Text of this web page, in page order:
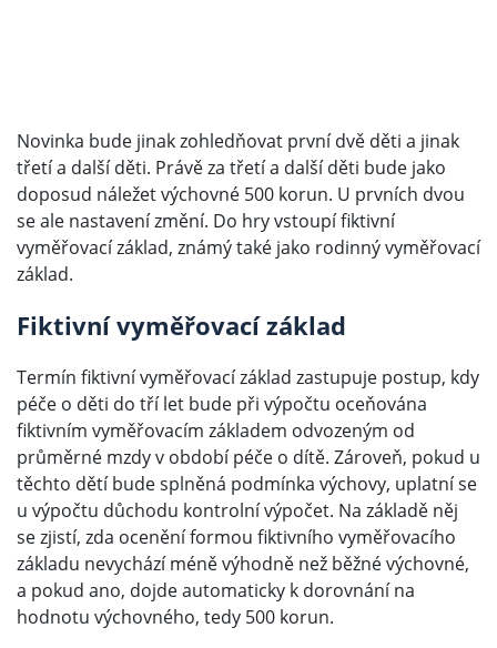
Novinka bude jinak zohledňovat první dvě děti a jinak
třetí a další děti. Právě za třetí a další děti bude jako
doposud náležet výchovné 500 korun. U prvních dvou
se ale nastavení změní. Do hry vstoupí fiktivní
vyměřovací základ, známý také jako rodinný vyměřovací
základ.
Fiktivní vyměřovací základ
Termín fiktivní vyměřovací základ zastupuje postup, kdy
péče o děti do tří let bude při výpočtu oceňována
fiktivním vyměřovacím základem odvozeným od
průměrné mzdy v období péče o dítě. Zároveň, pokud u
těchto dětí bude splněná podmínka výchovy, uplatní se
u výpočtu důchodu kontrolní výpočet. Na základě něj
se zjistí, zda ocenění formou fiktivního vyměřovacího
základu nevychází méně výhodně než běžné výchovné,
a pokud ano, dojde automaticky k dorovnání na
hodnotu výchovného, tedy 500 korun.